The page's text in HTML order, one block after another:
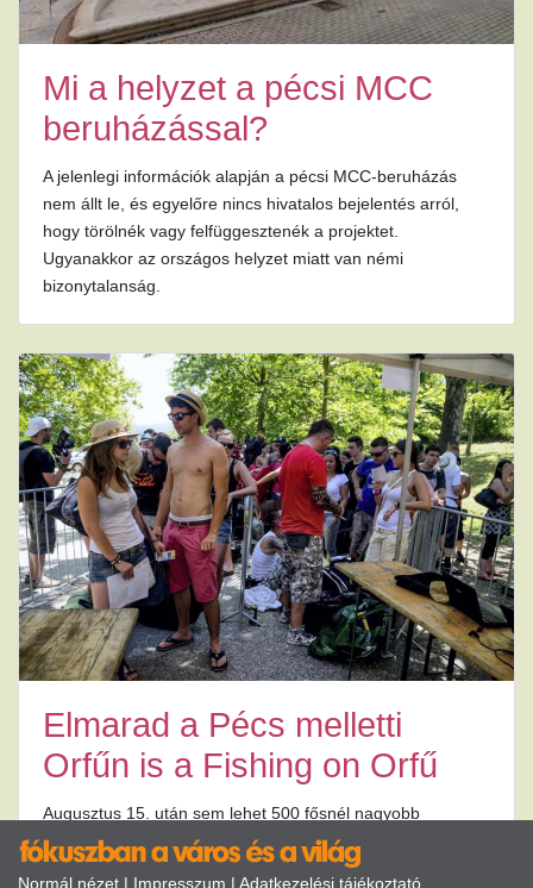
Mi a helyzet a pécsi MCC
beruházással?
A jelenlegi információk alapján a pécsi MCC-beruházás
nem állt le, és egyelőre nincs hivatalos bejelentés arról,
hogy törölnék vagy felfüggesztenék a projektet.
Ugyanakkor az országos helyzet miatt van némi
bizonytalanság.
Elmarad a Pécs melletti
Orfűn is a Fishing on Orfű
Augusztus 15. után sem lehet 500 fősnél nagyobb
rendezvényeket tartani
Normál nézet | Impresszum | Adatkezelési tájékoztató